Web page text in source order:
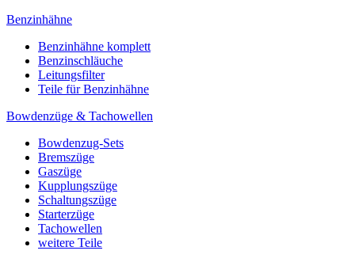
Benzinhähne
Benzinhähne komplett
Benzinschläuche
Leitungsfilter
Teile für Benzinhähne
Bowdenzüge & Tachowellen
Bowdenzug-Sets
Bremszüge
Gaszüge
Kupplungszüge
Schaltungszüge
Starterzüge
Tachowellen
weitere Teile